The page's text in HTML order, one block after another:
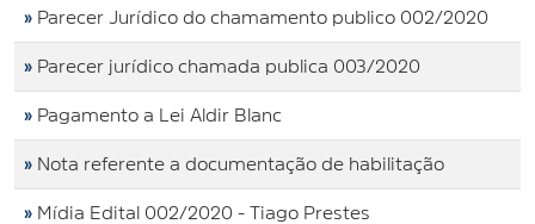
» Parecer Jurídico do chamamento publico 002/2020
» Parecer jurídico chamada publica 003/2020
» Pagamento a Lei Aldir Blanc
» Nota referente a documentação de habilitação
» Mídia Edital 002/2020 - Tiago Prestes